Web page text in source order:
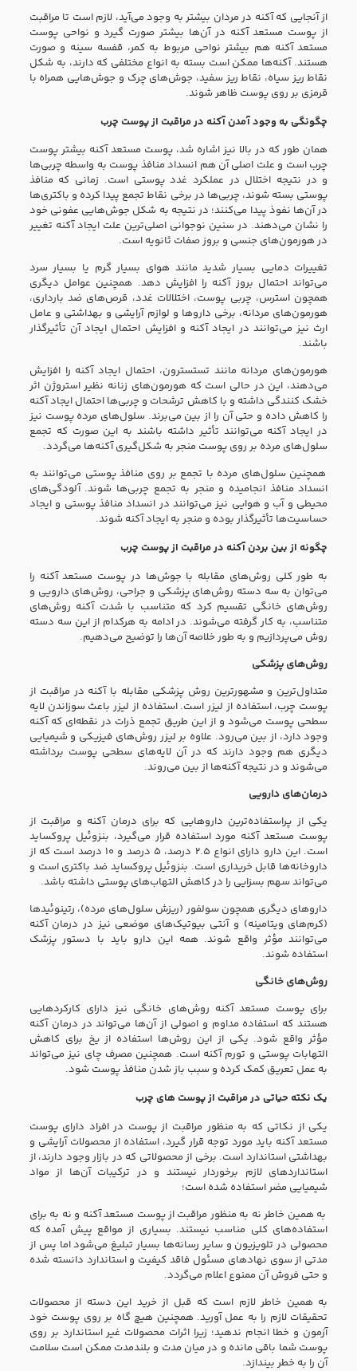
از آنجایی که آکنه در مردان بیشتر به وجود می‌آید، لازم است تا مراقبت
از پوست مستعد آکنه در آن‌ها بیشتر صورت گیرد و نواحی پوست
مستعد آکنه هم بیشتر نواحی مربوط به کمر، قفسه سینه و صورت
هستند. آکنه‌ها ممکن است بسته به انواع مختلفی که دارند، به شکل
نقاط ریز سیاه، نقاط ریز سفید، جوش‌های چرک و جوش‌هایی همراه با
قرمزی بر روی پوست ظاهر شوند.
چگونگی به وجود آمدن آکنه در مراقبت از پوست چرب
همان طور که در بالا نیز اشاره شد، پوست مستعد آکنه بیشتر پوست
چرب است و علت اصلی آن هم انسداد منافذ پوست به واسطه چربی‌ها
و در نتیجه اختلال در عملکرد غدد پوستی است. زمانی که منافذ
پوستی بسته شوند، چربی‌ها در برخی نقاط تجمع پیدا کرده و باکتری‌ها
در آن‌ها نفوذ پیدا می‌کنند؛ در نتیجه به شکل جوش‌هایی عفونی خود
را نشان می‌دهند. در سنین نوجوانی اصلی‌ترین علت ایجاد آکنه تغییر
در هورمون‌های جنسی و بروز صفات ثانویه است.
تغییرات دمایی بسیار شدید مانند هوای بسیار گرم یا بسیار سرد
می‌تواند احتمال بروز آکنه را افزایش دهد. همچنین عوامل دیگری
همچون استرس، چربی پوست، اختلالات غدد، قرص‌های ضد بارداری،
هورمون‌های مردانه، برخی داروها و لوازم آرایشی و بهداشتی و عامل
ارث نیز می‌توانند در ایجاد آکنه و افزایش احتمال ایجاد آن تأثیرگذار
باشند.
هورمون‌های مردانه مانند تستسترون، احتمال ایجاد آکنه را افزایش
می‌دهند، این در حالی است که هورمون‌های زنانه نظیر استروژن اثر
خشک کنندگی داشته و با کاهش ترشحات و چربی‌ها احتمال ایجاد آکنه
را کاهش داده و حتی آن را از بین می‌برند. سلول‌های مرده پوست نیز
در ایجاد آکنه می‌توانند تأثیر داشته باشند به این صورت که تجمع
سلول‌های مرده بر روی پوست منجر به شکل‌گیری آکنه‌ها می‌گردد.
همچنین سلول‌های مرده با تجمع بر روی منافذ پوستی می‌توانند به
انسداد منافذ انجامیده و منجر به تجمع چربی‌ها شوند. آلودگی‌های
محیطی و آب و هوایی نیز می‌توانند در انسداد منافذ پوستی و ایجاد
حساسیت‌ها تأثیرگذار بوده و منجر به ایجاد آکنه شوند.
چگونه از بین بردن آکنه در مراقبت از پوست چرب
به طور کلی روش‌های مقابله با جوش‌ها در پوست مستعد آکنه را
می‌توان به سه دسته روش‌های پزشکی و جراحی، روش‌های دارویی و
روش‌های خانگی تقسیم کرد که متناسب با شدت آکنه روش‌های
متناسب، به کار گرفته می‌شوند. در ادامه به هرکدام از این سه دسته
روش می‌پردازیم و به طور خلاصه آن‌ها را توضیح می‌دهیم.
روش‌های پزشکی
متداول‌ترین و مشهورترین روش پزشکی مقابله با آکنه در مراقبت از
پوست چرب، استفاده از لیزر است. استفاده از لیزر باعث سوزاندن لایه
سطحی پوست می‌شود و از این طریق تجمع ذرات در نقطه‌ای که آکنه
وجود دارد، از بین می‌رود. علاوه بر لیزر روش‌های فیزیکی و شیمیایی
دیگری هم وجود دارند که در آن لایه‌های سطحی پوست برداشته
می‌شوند و در نتیجه آکنه‌ها از بین می‌روند.
درمان‌های دارویی
یکی از پراستفاده‌ترین داروهایی که برای درمان آکنه و مراقبت از
پوست مستعد آکنه مورد استفاده قرار می‌گیرد، بنزوئیل پروکساید
است. این دارو دارای انواع ۲.۵ درصد، ۵ درصد و ۱۰ درصد است که از
داروخانه‌ها قابل خریداری است. بنزوئیل پروکساید ضد باکتری است و
می‌تواند سهم بسزایی را در کاهش التهاب‌های پوستی داشته باشد.
داروهای دیگری همچون سولفور (ریزش سلول‌های مرده)، رتینوئیدها
(کرم‌های ویتامینه) و آنتی بیوتیک‌های موضعی نیز در درمان آکنه
می‌توانند مؤثر واقع شوند. همه این دارو باید با دستور پزشک
استفاده شوند.
روش‌های خانگی
برای پوست مستعد آکنه روش‌های خانگی نیز دارای کارکردهایی
هستند که استفاده مداوم و اصولی از آن‌ها می‌تواند در درمان آکنه
مؤثر واقع شود. یکی از این روش‌ها استفاده از یخ برای کاهش
التهابات پوستی و تورم آکنه است. همچنین مصرف چای نیز می‌تواند
به عمل تعریق کمک کرده و سبب باز شدن منافذ پوست شود.
یک نکته حیاتی در مراقبت از پوست های چرب
یکی از نکاتی که به منظور مراقبت از پوست در افراد دارای پوست
مستعد آکنه باید مورد توجه قرار گیرد، استفاده از محصولات آرایشی و
بهداشتی استاندارد است. برخی از محصولاتی که در بازار وجود دارند، از
استانداردهای لازم برخوردار نیستند و در ترکیبات آن‌ها از مواد
شیمیایی مضر استفاده شده است؛
به همین خاطر نه به منظور مراقبت از پوست مستعد آکنه و نه به برای
استفاده‌های کلی مناسب نیستند. بسیاری از مواقع پیش آمده که
محصولی در تلویزیون و سایر رسانه‌ها بسیار تبلیغ می‌شود اما پس از
مدتی از سوی نهادهای مسئول فاقد کیفیت و استاندارد دانسته شده
و حتی فروش آن ممنوع اعلام می‌گردد.
به همین خاطر لازم است که قبل از خرید این دسته از محصولات
تحقیقات لازم را به عمل آورید. همچنین هیچ گاه بر روی پوست خود
آزمون و خطا انجام ندهید؛ زیرا اثرات محصولات غیر استاندارد بر روی
پوست شما باقی مانده و در میان مدت و بلندمدت ممکن است سلامت
آن را به خطر بیندازد.